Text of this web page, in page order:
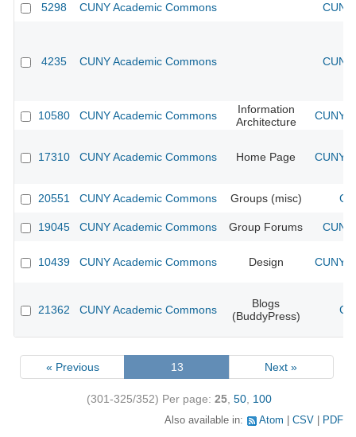
5298 CUNY Academic Commons
4235 CUNY Academic Commons
10580 CUNY Academic Commons
Information
Architecture
CUNY
17310 CUNY Academic Commons Home Page CUNY
20551 CUNY Academic Commons Groups (misc)
19045 CUNY Academic Commons Group Forums
10439 CUNY Academic Commons Design CUNY
21362 CUNY Academic Commons
Blogs
(BuddyPress)
« Previous 13 Next »
(301-325/352) Per page: 25 50 100
Also available in: Atom CSV PDF